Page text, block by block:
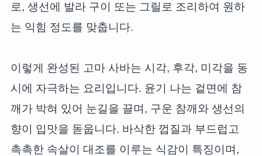
로, 생선에 발라 구이 또는 그릴로 조리하여 원하
는 익힘 정도를 맞춥니다.
이렇게 완성된 고마 사바는 시각, 후각, 미각을 동
시에 자극하는 요리입니다. 윤기 나는 겉면에 참
깨가 박혀 있어 눈길을 끌며, 구운 참깨와 생선의
향이 입맛을 돋웁니다. 바삭한 껍질과 부드럽고
촉촉한 속살이 대조를 이루는 식감이 특징이며,